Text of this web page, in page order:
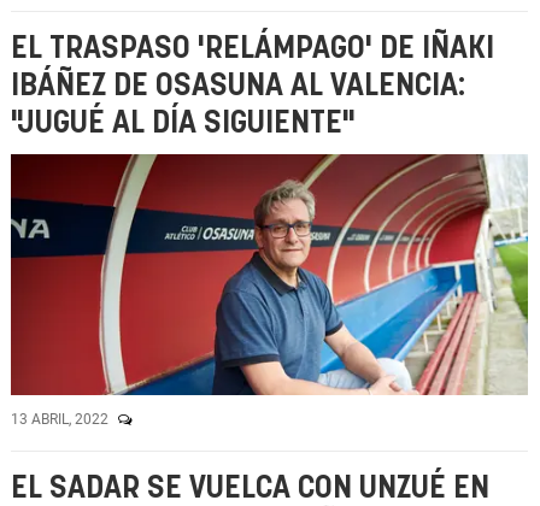
EL TRASPASO 'RELÁMPAGO' DE IÑAKI
IBÁÑEZ DE OSASUNA AL VALENCIA:
"JUGUÉ AL DÍA SIGUIENTE"
13 ABRIL, 2022
EL SADAR SE VUELCA CON UNZUÉ EN